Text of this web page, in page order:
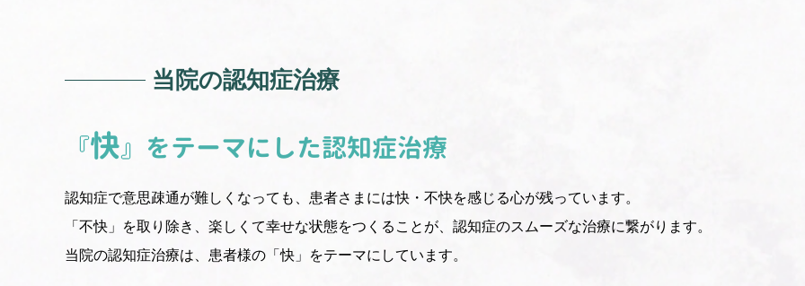
当院の認知症治療
『快』をテーマにした認知症治療
認知症で意思疎通が難しくなっても、患者さまには快・不快を感じる心が残っています。
「不快」を取り除き、楽しくて幸せな状態をつくることが、認知症のスムーズな治療に繋がります。
当院の認知症治療は、患者様の「快」をテーマにしています。